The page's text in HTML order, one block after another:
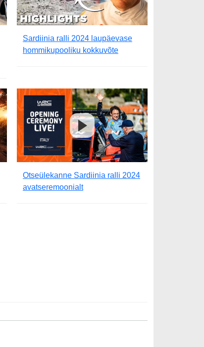
Sardiinia ralli 2024 laupäevase
hommikupooliku kokkuvõte
Otseülekanne Sardiinia ralli 2024
avatseremoonialt